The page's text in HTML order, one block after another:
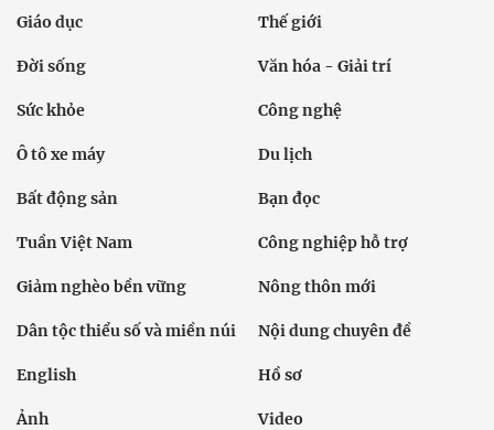
Giáo dục Thế giới
Đời sống Văn hóa - Giải trí
Sức khỏe Công nghệ
Ô tô xe máy Du lịch
Bất động sản Bạn đọc
Tuần Việt Nam Công nghiệp hỗ trợ
Giảm nghèo bền vững Nông thôn mới
Dân tộc thiểu số và miền núi Nội dung chuyên đề
English Hồ sơ
Ảnh Video